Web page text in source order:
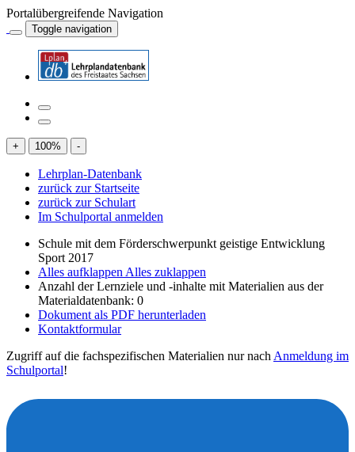
Portalübergreifende Navigation
Toggle navigation
+ 100% -
Lehrplan-Datenbank
zurück zur Startseite
zurück zur Schulart
Im Schulportal anmelden
Schule mit dem Förderschwerpunkt geistige Entwicklung
Sport 2017
Alles aufklappen Alles zuklappen
Anzahl der Lernziele und -inhalte mit Materialien aus der
Materialdatenbank: 0
Dokument als PDF herunterladen
Kontaktformular
Zugriff auf die fachspezifischen Materialien nur nach Anmeldung im
Schulportal!